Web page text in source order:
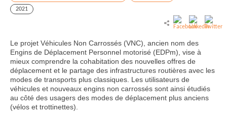
2021
Le projet Véhicules Non Carrossés (VNC), ancien nom des
Engins de Déplacement Personnel motorisé (EDPm), vise à
mieux comprendre la cohabitation des nouvelles offres de
déplacement et le partage des infrastructures routières avec les
modes de transports plus classiques. Les utilisateurs de
véhicules et nouveaux engins non carrossés sont ainsi étudiés
au côté des usagers des modes de déplacement plus anciens
(vélos et trottinettes).